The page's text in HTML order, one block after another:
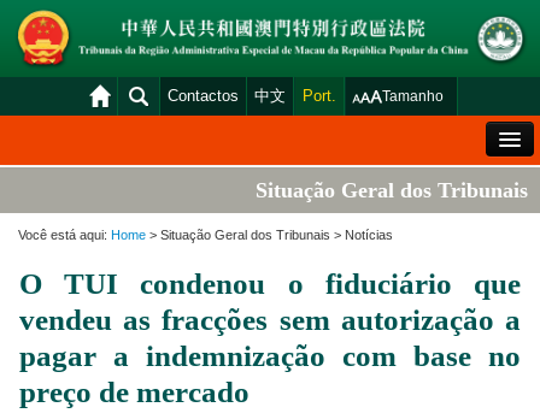
Contactos 中文 Port. Tamanho
Situação Geral dos Tribunais
Estatística
Situação Geral dos Tribunais
Você está aqui: Home > Situação Geral dos Tribunais > Notícias
O TUI condenou o fiduciário que
vendeu as fracções sem autorização a
pagar a indemnização com base no
preço de mercado